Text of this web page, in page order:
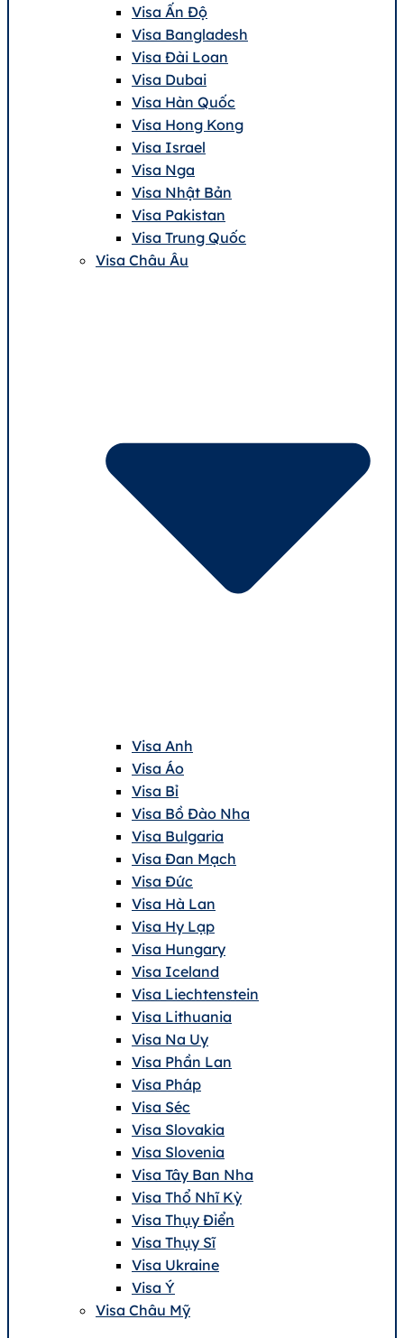
Visa Ấn Độ
Visa Bangladesh
Visa Đài Loan
Visa Dubai
Visa Hàn Quốc
Visa Hong Kong
Visa Israel
Visa Nga
Visa Nhật Bản
Visa Pakistan
Visa Trung Quốc
Visa Châu Âu
Visa Anh
Visa Áo
Visa Bỉ
Visa Bồ Đào Nha
Visa Bulgaria
Visa Đan Mạch
Visa Đức
Visa Hà Lan
Visa Hy Lạp
Visa Hungary
Visa Iceland
Visa Liechtenstein
Visa Lithuania
Visa Na Uy
Visa Phần Lan
Visa Pháp
Visa Séc
Visa Slovakia
Visa Slovenia
Visa Tây Ban Nha
Visa Thổ Nhĩ Kỳ
Visa Thụy Điển
Visa Thụy Sĩ
Visa Ukraine
Visa Ý
Visa Châu Mỹ